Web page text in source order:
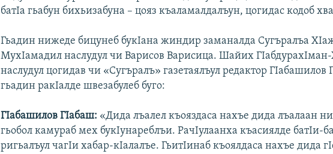
батIа гьабун бихьизабуна – цояз къаламалдалъун, цогидас кодоб
Гьадин нижеде бицунеб букIана жиндир заманалда Сугъралъа
МухIамадил наслудул чи Варисов Варисица. Шайих
наслудул цогидав чи «Сугъралъ» газетаялъул редактор ГIабашилов
гьадин ракIалде швезабулеб буго:
ГIабашилов ГIабаш: «Дида лъалел къояздаса нахъе дида лъалаан
гьобол камураб мех букIунареблъи. РачIулаанха къасиялде батIи-
ригьалъул чагIи хабар-кIалалъе. ГьитIинаб къоялдаса нахъе дида